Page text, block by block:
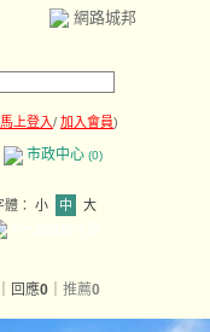
網路城邦
馬上登入/ 加入會員)
市政中心 (0)
體： 小 中 大
｜回應0 推薦0